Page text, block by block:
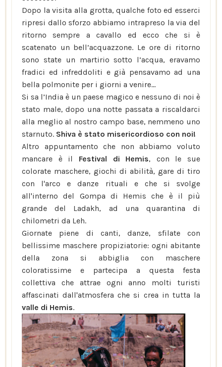
Dopo la visita alla grotta, qualche foto ed esserci
ripresi dallo sforzo abbiamo intrapreso la via del
ritorno sempre a cavallo ed ecco che si è
scatenato un bell’acquazzone. Le ore di ritorno
sono state un martirio sotto l’acqua, eravamo
fradici ed infreddoliti e già pensavamo ad una
bella polmonite per i giorni a venire…
Si sa l’India è un paese magico e nessuno di noi è
stato male, dopo una notte passata a riscaldarci
alla meglio al nostro campo base, nemmeno uno
starnuto. Shiva è stato misericordioso con noi!
Altro appuntamento che non abbiamo voluto
mancare è il Festival di Hemis, con le sue
colorate maschere, giochi di abilità, gare di tiro
con l'arco e danze rituali e che si svolge
all'interno del Gompa di Hemis che è il più
grande del Ladakh, ad una quarantina di
chilometri da Leh.
Giornate piene di canti, danze, sfilate con
bellissime maschere propiziatorie: ogni abitante
della zona si abbiglia con maschere
coloratissime e partecipa a questa festa
collettiva che attrae ogni anno molti turisti
affascinati dall'atmosfera che si crea in tutta la
valle di Hemis.